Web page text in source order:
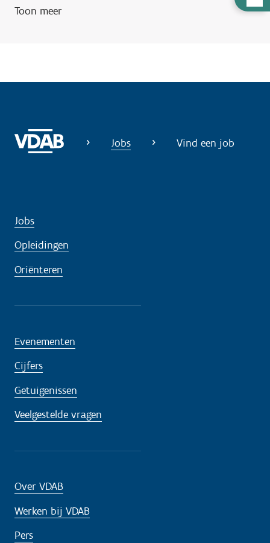
u
Toon meer
Jobs Vind een job
Jobs
Opleidingen
Oriënteren
Evenementen
Cijfers
Getuigenissen
Veelgestelde vragen
Over VDAB
Werken bij VDAB
Pers